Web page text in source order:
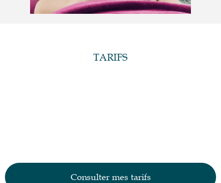
TARIFS
Consulter mes tarifs